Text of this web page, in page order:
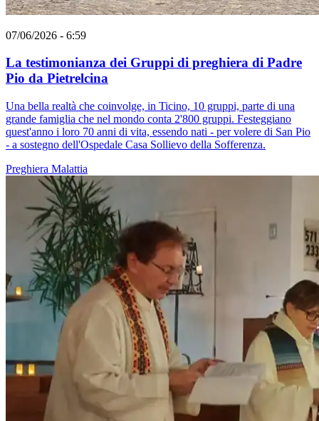
07/06/2026 - 6:59
La testimonianza dei Gruppi di preghiera di Padre
Pio da Pietrelcina
Una bella realtà che coinvolge, in Ticino, 10 gruppi, parte di una
grande famiglia che nel mondo conta 2'800 gruppi. Festeggiano
quest'anno i loro 70 anni di vita, essendo nati - per volere di San Pio
- a sostegno dell'Ospedale Casa Sollievo della Sofferenza.
Preghiera Malattia